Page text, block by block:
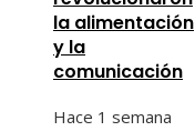
la alimentación
y la
comunicación
Hace 1 semana